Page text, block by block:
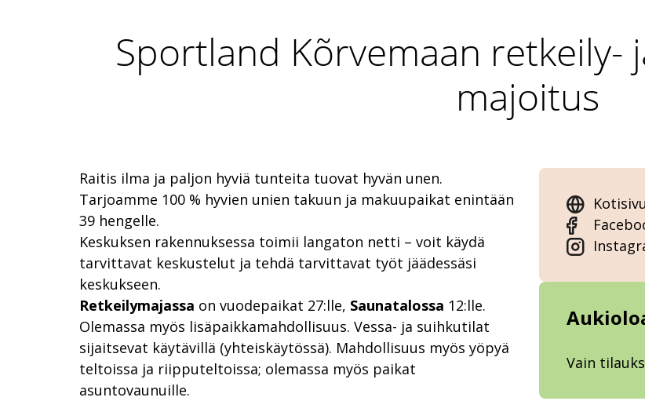
Sportland Kõrvemaan retkeily-
majoitus
Raitis ilma ja paljon hyviä tunteita tuovat hyvän unen.
Tarjoamme 100 % hyvien unien takuun ja makuupaikat enintään
39 hengelle.
Keskuksen rakennuksessa toimii langaton netti – voit käydä
tarvittavat keskustelut ja tehdä tarvittavat työt jäädessäsi
keskukseen.
Retkeilymajassa on vuodepaikat 27:lle, Saunatalossa 12:lle.
Olemassa myös lisäpaikkamahdollisuus. Vessa- ja suihkutilat
sijaitsevat käytävillä (yhteiskäytössä). Mahdollisuus myös yöpyä
teltoissa ja riipputeltoissa; olemassa myös paikat
asuntovaunuille.
Kotisivu
Vain